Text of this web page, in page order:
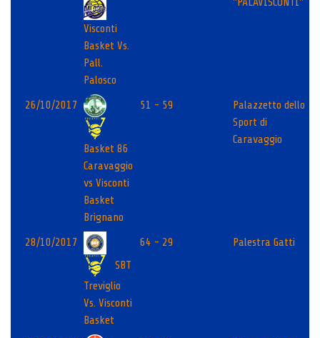
Visconti
Basket Vs.
Pall.
Palosco
26/10/2017
Basket 86
Caravaggio
vs Visconti
Basket
Brignano
51 - 59
Palazzetto dello
Sport di
Caravaggio
28/10/2017
SBT
Treviglio
Vs. Visconti
Basket
64 - 29 Palestra Gatti